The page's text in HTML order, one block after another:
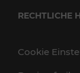
RECHTLICHE
Cookie